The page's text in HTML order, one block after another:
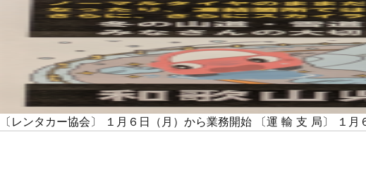
〔レンタカー協会〕 １月６日（月）から業務開始 〔運 輸 支 局〕 １月